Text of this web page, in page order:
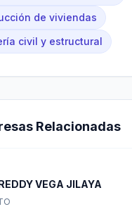
de viviendas
civil y estructural
Relacionadas
VEGA JILAYA